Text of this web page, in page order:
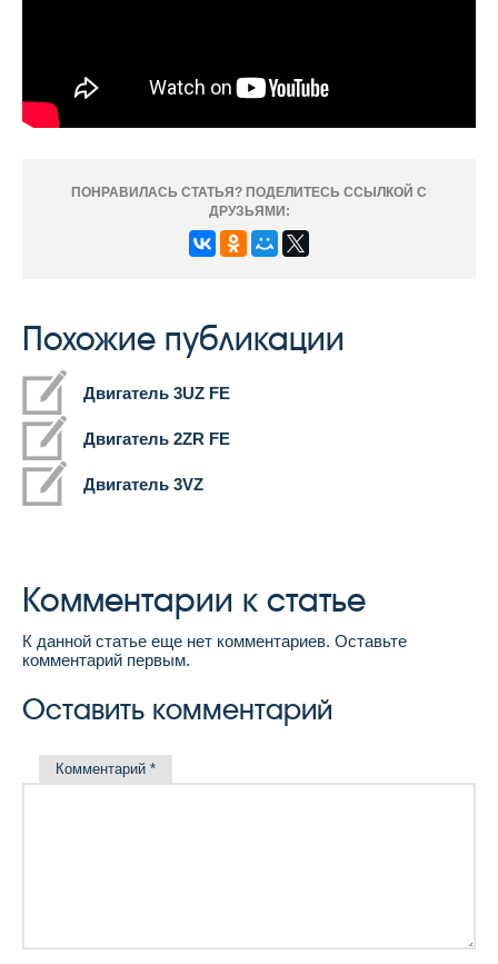
ПОНРАВИЛАСЬ СТАТЬЯ? ПОДЕЛИТЕСЬ ССЫЛКОЙ С
ДРУЗЬЯМИ:
Похожие публикации
Двигатель 3UZ FE
Двигатель 2ZR FE
Двигатель 3VZ
Комментарии к статье
К данной статье еще нет комментариев. Оставьте
комментарий первым.
Оставить комментарий
Комментарий *